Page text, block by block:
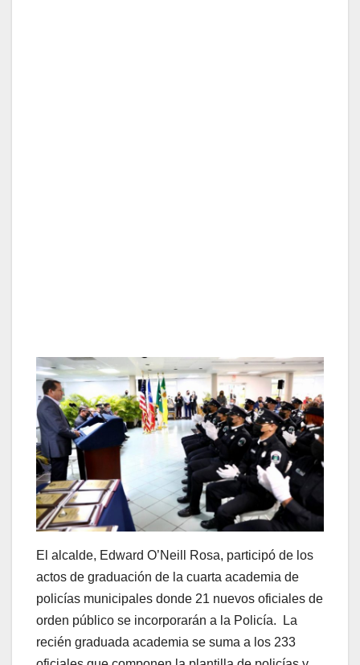
El alcalde, Edward O’Neill Rosa, participó de los
actos de graduación de la cuarta academia de
policías municipales donde 21 nuevos oficiales de
orden público se incorporarán a la Policía. La
recién graduada academia se suma a los 233